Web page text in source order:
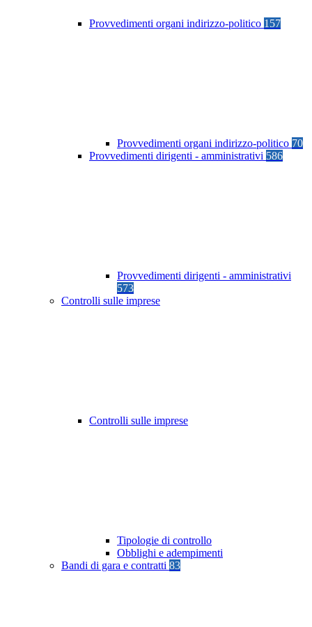
Provvedimenti organi indirizzo-politico 157
Provvedimenti organi indirizzo-politico 70
Provvedimenti dirigenti - amministrativi 586
Provvedimenti dirigenti - amministrativi
573
Controlli sulle imprese
Controlli sulle imprese
Tipologie di controllo
Obblighi e adempimenti
Bandi di gara e contratti 83